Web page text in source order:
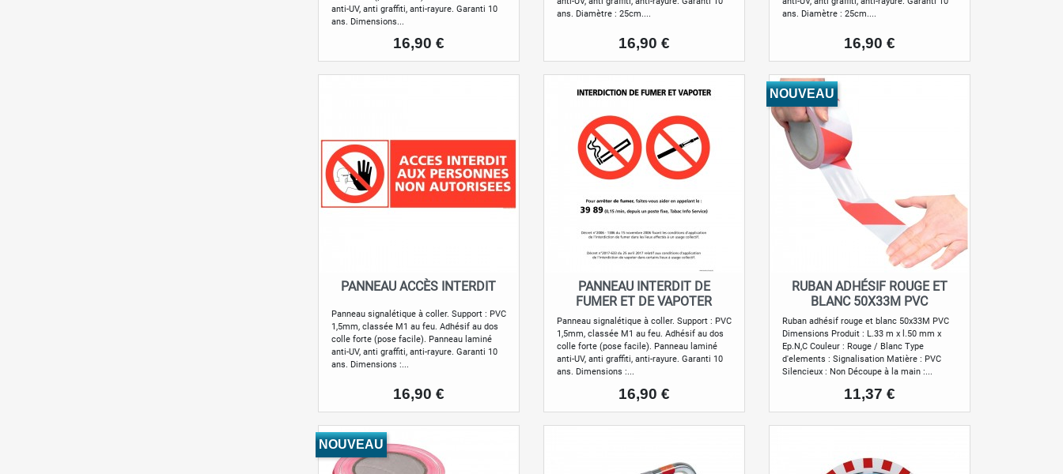
anti-UV, anti graffiti, anti-rayure. Garanti 10
ans. Dimensions...
Prix
16,90 €
ans. Diamètre : 25cm....
Prix
16,90 €
ans. Diamètre : 25cm....
Prix
16,90 €
Aperçu rapide
PANNEAU ACCÈS INTERDIT
Panneau signalétique à coller. Support : PVC
1,5mm, classée M1 au feu. Adhésif au dos
colle forte (pose facile). Panneau laminé
anti-UV, anti graffiti, anti-rayure. Garanti 10
ans. Dimensions :...
Prix
16,90 €
Aperçu rapide
PANNEAU INTERDIT DE
FUMER ET DE VAPOTER
Panneau signalétique à coller. Support : PVC
1,5mm, classée M1 au feu. Adhésif au dos
colle forte (pose facile). Panneau laminé
anti-UV, anti graffiti, anti-rayure. Garanti 10
ans. Dimensions :...
Prix
16,90 €
Aperçu rapide
RUBAN ADHÉSIF ROUGE ET
BLANC 50X33M PVC
Ruban adhésif rouge et blanc 50x33M PVC
Dimensions Produit : L.33 m x l.50 mm x
Ep.N,C Couleur : Rouge / Blanc Type
d'elements : Signalisation Matière : PVC
Silencieux : Non Découpe à la main :...
Prix
11,37 €
NOUVEAU
NOUVEAU